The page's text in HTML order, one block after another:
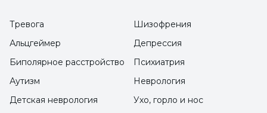
Она пытается прожить свои мечты, надежды
социологическая структура общества, мы
видим, что модели привязанности между
Тревога
Альцгеймер
Биполярное расстройство
Аутизм
Детская неврология
Шизофрения
Депрессия
Психиатрия
Неврология
Ухо, горло и нос